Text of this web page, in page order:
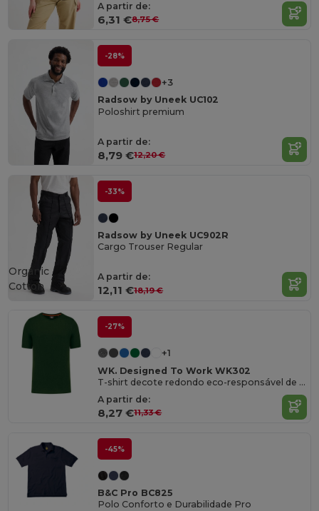
A partir de:
6,31 €8,75 €
-28%
+3
Radsow by Uneek UC102
Poloshirt premium
A partir de:
8,79 €12,20 €
-33%
Radsow by Uneek UC902R
Cargo Trouser Regular
A partir de:
12,11 €18,19 €
Organic
Cotton
-27%
+1
WK. Designed To Work WK302
T-shirt decote redondo eco-responsável de homem
A partir de:
8,27 €11,33 €
-45%
B&C Pro BC825
Polo Conforto e Durabilidade Pro